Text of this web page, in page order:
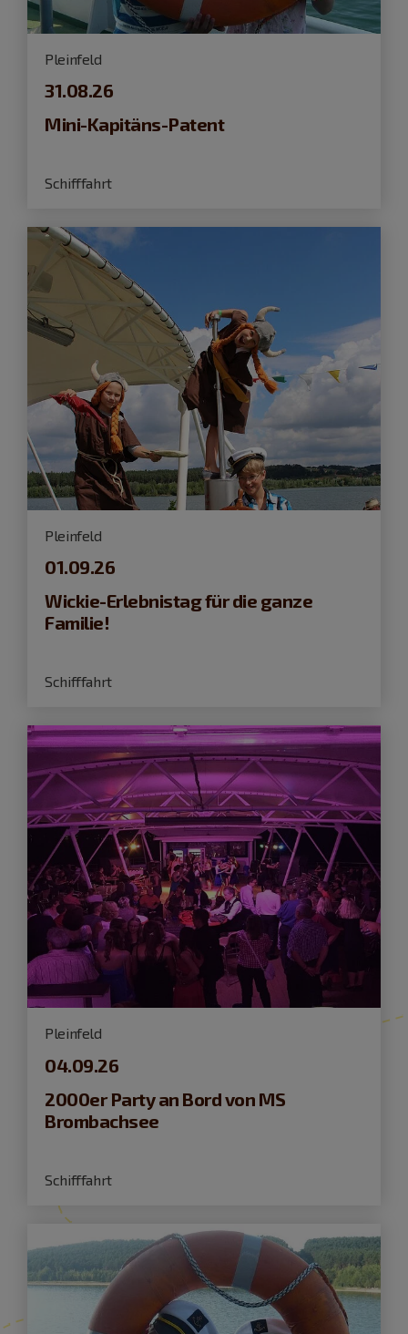
Pleinfeld
31.08.26
Mini-Kapitäns-Patent
Schifffahrt
Pleinfeld
01.09.26
Wickie-Erlebnistag für die ganze
Familie!
Schifffahrt
Pleinfeld
04.09.26
2000er Party an Bord von MS
Brombachsee
Schifffahrt